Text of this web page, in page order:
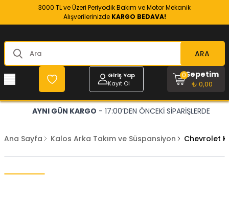
3000 TL ve Üzeri Periyodik Bakım ve Motor Mekanik
Alışverilerinizde KARGO BEDAVA!
ARA
Giriş Yap
Kayıt Ol
Sepetim
₺ 0,00
0
AYNI GÜN KARGO - 17:00’DEN ÖNCEKİ SİPARİŞLERDE
Ana Sayfa Kalos Arka Takım ve Süspansiyon Chevrolet